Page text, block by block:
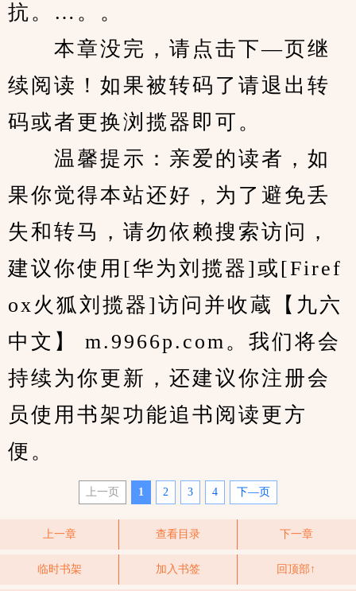
抗。…。。
本章没完，请点击下—页继
续阅读！如果被转码了请退出转
码或者更换浏揽器即可。
温馨提示：亲爱的读者，如
果你觉得本站还好，为了避免丢
失和转马，请勿依赖搜索访问，
建议你使用[华为刘揽器]或[Firef
ox火狐刘揽器]访问并收蔵【九六
中文】 m.9966p.com。我们将会
持续为你更新，还建议你注册会
员使用书架功能追书阅读更方
便。
上一页 1 2 3 4 下—页
上一章 查看目录 下一章
临时书架 加入书签 回顶部↑